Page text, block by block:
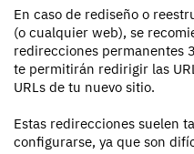
En caso de rediseño o
(o cualquier web), se
redirecciones permanentes
te permitirán redirigir las
URLs de tu nuevo sitio.
Estas redirecciones suelen
configurarse, ya que son